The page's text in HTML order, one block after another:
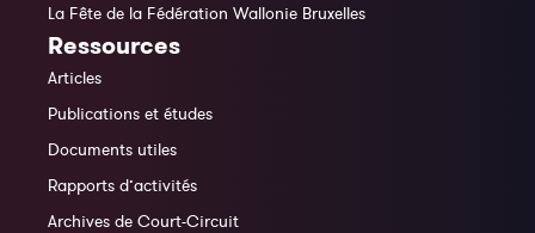
La Fête de la Fédération Wallonie Bruxelles
Ressources
Articles
Publications et études
Documents utiles
Rapports d’activités
Archives de Court-Circuit